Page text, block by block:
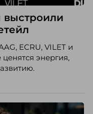
выстроили
ECRU, VILET и
энергия,